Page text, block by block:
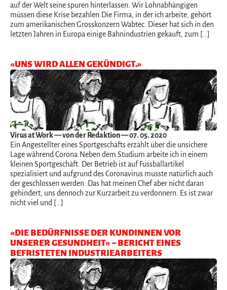
auf der Welt seine spuren hinterlassen. Wir Lohnabhängigen
müssen diese Krise bezahlen.Die Firma, in der ich arbeite, gehört
zum amerikanischen Grosskonzern Wabtec. Dieser hat sich in den
letzten Jahren in Europa einige Bahnindustrien gekauft, zum […]
«UNS WIRD ALLEN GEKÜNDIGT.»
Virus at Work— von der Redaktion — 07. 05. 2020
Ein Angestellter eines Sportgeschäfts erzählt über die unsichere
Lage während Corona.Neben dem Studium arbeite ich in einem
kleinen Sportgeschäft. Der Betrieb ist auf Fussballartikel
spezialisiert und aufgrund des Coronavirus musste natürlich auch
der geschlossen werden. Das hat meinen Chef aber nicht daran
gehindert, uns dennoch zur Kurzarbeit zu verdonnern. Es ist zwar
nicht viel und […]
«DIE BEDÜRFNISSE DER KUNDINNEN VOR
UNSERER GESUNDHEIT» – BERICHT EINES
BEFRISTETEN INDUSTRIEARBEITERS